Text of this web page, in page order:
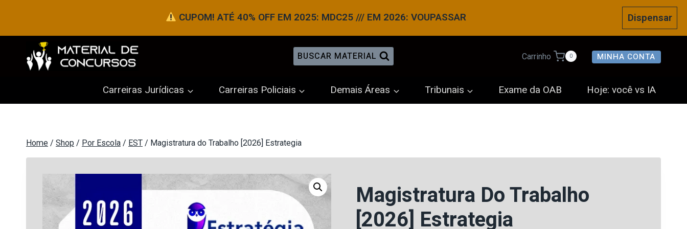
o
Conteúdo
CUPOM! ATÉ 40% OFF EM 2025: MDC25 /// EM 2026: VOUPASSAR Dispensar
BUSCAR MATERIAL Carrinho 0 MINHA CONTA
Carreiras Jurídicas Carreiras Policiais Demais Áreas Tribunais Exame da OAB Hoje: você vs IA
Home / Shop / Por Escola / EST / Magistratura do Trabalho [2026] Estrategia
Magistratura Do Trabalho
[2026] Estrategia